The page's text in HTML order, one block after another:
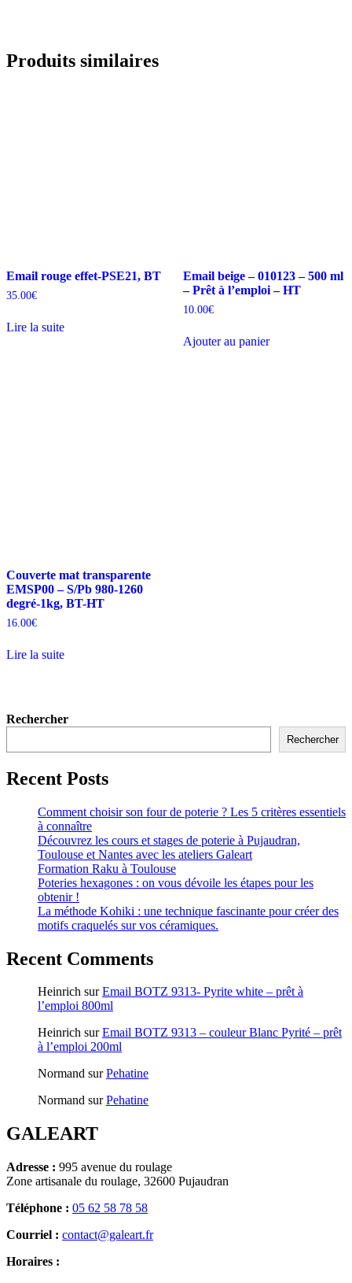
Produits similaires
Email rouge effet-PSE21, BT
35.00€
Lire la suite
Email beige – 010123 – 500 ml
– Prêt à l’emploi – HT
10.00€
Ajouter au panier
Couverte mat transparente
EMSP00 – S/Pb 980-1260
degré-1kg, BT-HT
16.00€
Lire la suite
Rechercher
Rechercher
Recent Posts
Comment choisir son four de poterie ? Les 5 critères essentiels
à connaître
Découvrez les cours et stages de poterie à Pujaudran,
Toulouse et Nantes avec les ateliers Galeart
Formation Raku à Toulouse
Poteries hexagones : on vous dévoile les étapes pour les
obtenir !
La méthode Kohiki : une technique fascinante pour créer des
motifs craquelés sur vos céramiques.
Recent Comments
Heinrich surEmail BOTZ 9313- Pyrite white – prêt à
l’emploi 800ml
Heinrich surEmail BOTZ 9313 – couleur Blanc Pyrité – prêt
à l’emploi 200ml
Normand surPehatine
Normand surPehatine
GALEART
Adresse : 995 avenue du roulage
Zone artisanale du roulage, 32600 Pujaudran
Téléphone : 05 62 58 78 58
Courriel : contact@galeart.fr
Horaires :